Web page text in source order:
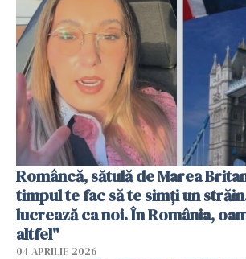
Româncă, sătulă de Marea
timpul te fac să te simți un
lucrează ca noi. În România,
altfel"
04 APRILIE 2026